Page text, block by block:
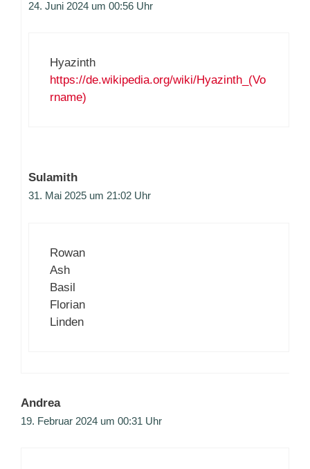
24. Juni 2024 um 00:56 Uhr
Hyazinth
https://de.wikipedia.org/wiki/Hyazinth_(Vo
rname)
Sulamith
31. Mai 2025 um 21:02 Uhr
Rowan
Ash
Basil
Florian
Linden
Andrea
19. Februar 2024 um 00:31 Uhr